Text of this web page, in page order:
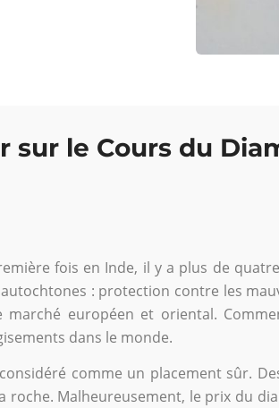
sur le Cours du
fois en Inde, il y a plus de
: protection contre les
marché européen et oriental.
dans le monde.
comme un placement sûr.
Malheureusement, le prix du